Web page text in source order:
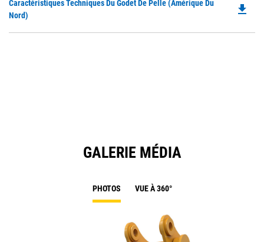
Caractéristiques Techniques Du Godet De Pelle (Amérique Du
Nord)
file_download
GALERIE MÉDIA
PHOTOS VUE À 360°